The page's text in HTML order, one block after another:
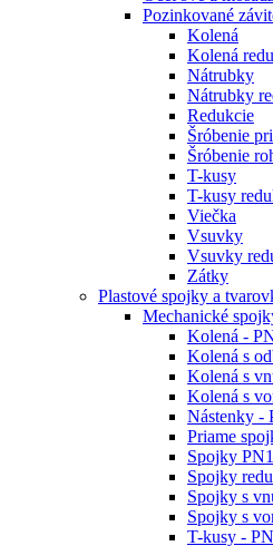
Pozinkované
Kolená
Kolená
Nátrubky
Nátrubky
Redukcie
Šróbenie
Šróbenie
T-kusy
T-kusy
Viečka
Vsuvky
Vsuvky
Zátky
Plastové spojky a
Mechanické
Kolená -
Kolená s
Kolená s
Kolená s
Nástenky -
Priame
Spojky
Spojky
Spojky s
Spojky s
T-kusy -